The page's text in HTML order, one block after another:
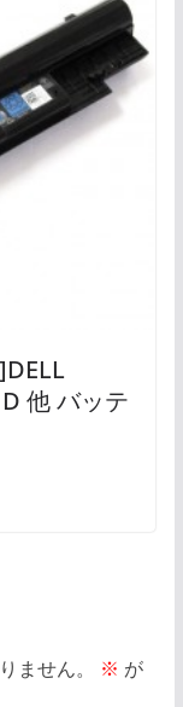
他 バッテ
ません。 ※ が